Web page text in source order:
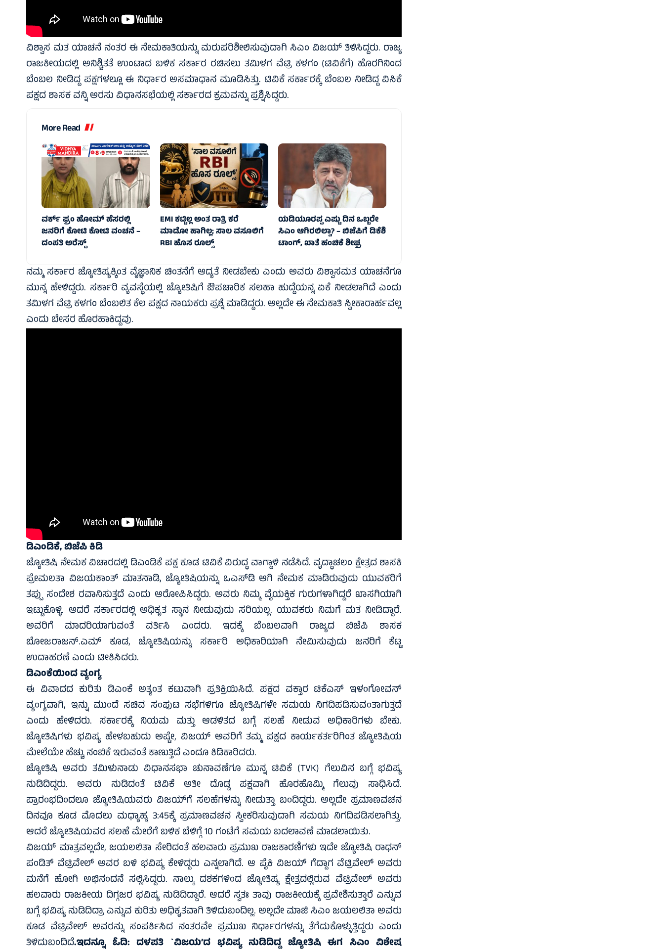
ವಿಶ್ವಾಸ ಮತ ಯಾಚನೆ ನಂತರ ಈ ನೇಮಕಾತಿಯನ್ನು ಮರುಪರಿಶೀಲಿಸುವುದಾಗಿ ಸಿಎಂ ವಿಜಯ್ ತಿಳಿಸಿದ್ದರು. ರಾಜ್ಯ
ರಾಜಕೀಯದಲ್ಲಿ ಅನಿಶ್ಚಿತತೆ ಉಂಟಾದ ಬಳಿಕ ಸರ್ಕಾರ ರಚಿಸಲು ತಮಿಳಗ ವೆಟ್ರಿ ಕಳಗಂ (ಟಿವಿಕೆಗೆ) ಹೊರಗಿನಿಂದ
ಬೆಂಬಲ ನೀಡಿದ್ದ ಪಕ್ಷಗಳಲ್ಲೂ ಈ ನಿರ್ಧಾರ ಅಸಮಾಧಾನ ಮೂಡಿಸಿತ್ತು. ಟಿವಿಕೆ ಸರ್ಕಾರಕ್ಕೆ ಬೆಂಬಲ ನೀಡಿದ್ದ ವಿಸಿಕೆ
ಪಕ್ಷದ ಶಾಸಕ ವನ್ನಿ ಅರಸು ವಿಧಾನಸಭೆಯಲ್ಲಿ ಸರ್ಕಾರದ ಕ್ರಮವನ್ನು ಪ್ರಶ್ನಿಸಿದ್ದರು.
More Read
ವರ್ಕ್ ಫ್ರಂ ಹೋಮ್ ಹೆಸರಲ್ಲಿ
ಜನರಿಗೆ ಕೋಟಿ ಕೋಟಿ ವಂಚನೆ –
ದಂಪತಿ ಅರೆಸ್ಟ್
EMI ಕಟ್ಟಿಲ್ಲ ಅಂತ ರಾತ್ರಿ ಕರೆ
ಮಾಡೋ ಹಾಗಿಲ್ಲ; ಸಾಲ ವಸೂಲಿಗೆ
RBI ಹೊಸ ರೂಲ್ಸ್
ಯಡಿಯೂರಪ್ಪ ಎಷ್ಟು ದಿನ ಒಬ್ಬರೇ
ಸಿಎಂ ಆಗಿರಲಿಲ್ವಾ? – ಬಿಜೆಪಿಗೆ ಡಿಕೆಶಿ
ಟಾಂಗ್, ಖಾತೆ ಹಂಚಿಕೆ ಶೀಘ್ರ
ನಮ್ಮ ಸರ್ಕಾರ ಜ್ಯೋತಿಷ್ಯಕ್ಕಿಂತ ವೈಜ್ಞಾನಿಕ ಚಿಂತನೆಗೆ ಆದ್ಯತೆ ನೀಡಬೇಕು ಎಂದು ಅವರು ವಿಶ್ವಾಸಮತ ಯಾಚನೆಗೂ
ಮುನ್ನ ಹೇಳಿದ್ದರು. ಸರ್ಕಾರಿ ವ್ಯವಸ್ಥೆಯಲ್ಲಿ ಜ್ಯೋತಿಷಿಗೆ ಔಪಚಾರಿಕ ಸಲಹಾ ಹುದ್ದೆಯನ್ನ ಏಕೆ ನೀಡಲಾಗಿದೆ ಎಂದು
ತಮಿಳಗ ವೆಟ್ರಿ ಕಳಗಂ ಬೆಂಬಲಿತ ಕೆಲ ಪಕ್ಷದ ನಾಯಕರು ಪ್ರಶ್ನೆ ಮಾಡಿದ್ದರು. ಅಲ್ಲದೇ ಈ ನೇಮಕಾತಿ ಸ್ವೀಕಾರಾರ್ಹವಲ್ಲ
ಎಂದು ಬೇಸರ ಹೊರಹಾಕಿದ್ದವು.
ಡಿಎಂಡಿಕೆ, ಬಿಜೆಪಿ ಕಿಡಿ
ಜ್ಯೋತಿಷಿ ನೇಮಕ ವಿಚಾರದಲ್ಲಿ ಡಿಎಂಡಿಕೆ ಪಕ್ಷ ಕೂಡ ಟಿವಿಕೆ ವಿರುದ್ಧ ವಾಗ್ದಾಳಿ ನಡೆಸಿದೆ. ವೃದ್ಧಾಚಲಂ ಕ್ಷೇತ್ರದ ಶಾಸಕಿ
ಪ್ರೇಮಲತಾ ವಿಜಯಕಾಂತ್ ಮಾತನಾಡಿ, ಜ್ಯೋತಿಷಿಯನ್ನು ಒಎಸ್‌ಡಿ ಆಗಿ ನೇಮಕ ಮಾಡಿರುವುದು ಯುವಕರಿಗೆ
ತಪ್ಪು ಸಂದೇಶ ರವಾನಿಸುತ್ತದೆ ಎಂದು ಆರೋಪಿಸಿದ್ದರು. ಅವರು ನಿಮ್ಮ ವೈಯಕ್ತಿಕ ಗುರುಗಳಾಗಿದ್ದರೆ ಖಾಸಗಿಯಾಗಿ
ಇಟ್ಟುಕೊಳ್ಳಿ. ಆದರೆ ಸರ್ಕಾರದಲ್ಲಿ ಅಧಿಕೃತ ಸ್ಥಾನ ನೀಡುವುದು ಸರಿಯಲ್ಲ. ಯುವಕರು ನಿಮಗೆ ಮತ ನೀಡಿದ್ದಾರೆ.
ಅವರಿಗೆ ಮಾದರಿಯಾಗುವಂತೆ ವರ್ತಿಸಿ ಎಂದರು. ಇದಕ್ಕೆ ಬೆಂಬಲವಾಗಿ ರಾಜ್ಯದ ಬಿಜೆಪಿ ಶಾಸಕ
ಬೋಜರಾಜನ್.ಎಮ್ ಕೂಡ, ಜ್ಯೋತಿಷಿಯನ್ನು ಸರ್ಕಾರಿ ಅಧಿಕಾರಿಯಾಗಿ ನೇಮಿಸುವುದು ಜನರಿಗೆ ಕೆಟ್ಟ
ಉದಾಹರಣೆ ಎಂದು ಟೀಕಿಸಿದರು.
ಡಿಎಂಕೆಯಿಂದ ವ್ಯಂಗ್ಯ
ಈ ವಿವಾದದ ಕುರಿತು ಡಿಎಂಕೆ ಅತ್ಯಂತ ಕಟುವಾಗಿ ಪ್ರತಿಕ್ರಿಯಿಸಿದೆ. ಪಕ್ಷದ ವಕ್ತಾರ ಟಿಕೆಎಸ್ ಇಳಂಗೋವನ್
ವ್ಯಂಗ್ಯವಾಗಿ, ಇನ್ನು ಮುಂದೆ ಸಚಿವ ಸಂಪುಟ ಸಭೆಗಳಿಗೂ ಜ್ಯೋತಿಷಿಗಳೇ ಸಮಯ ನಿಗದಿಪಡಿಸುವಂತಾಗುತ್ತದೆ
ಎಂದು ಹೇಳಿದರು. ಸರ್ಕಾರಕ್ಕೆ ನಿಯಮ ಮತ್ತು ಆಡಳಿತದ ಬಗ್ಗೆ ಸಲಹೆ ನೀಡುವ ಅಧಿಕಾರಿಗಳು ಬೇಕು.
ಜ್ಯೋತಿಷಿಗಳು ಭವಿಷ್ಯ ಹೇಳಬಹುದು ಅಷ್ಟೇ, ವಿಜಯ್ ಅವರಿಗೆ ತಮ್ಮ ಪಕ್ಷದ ಕಾರ್ಯಕರ್ತರಿಗಿಂತ ಜ್ಯೋತಿಷಿಯ
ಮೇಲೆಯೇ ಹೆಚ್ಚು ನಂಬಿಕೆ ಇರುವಂತೆ ಕಾಣುತ್ತಿದೆ ಎಂದೂ ಕಿಡಿಕಾರಿದರು.
ಜ್ಯೋತಿಷಿ ಅವರು ತಮಿಳುನಾಡು ವಿಧಾನಸಭಾ ಚುನಾವಣೆಗೂ ಮುನ್ನ ಟಿವಿಕೆ (TVK) ಗೆಲುವಿನ ಬಗ್ಗೆ ಭವಿಷ್ಯ
ನುಡಿದಿದ್ದರು. ಅವರು ನುಡಿದಂತೆ ಟಿವಿಕೆ ಅತೀ ದೊಡ್ಡ ಪಕ್ಷವಾಗಿ ಹೊರಹೊಮ್ಮಿ ಗೆಲುವು ಸಾಧಿಸಿದೆ.
ಪ್ರಾರಂಭದಿಂದಲೂ ಜ್ಯೋತಿಷಿಯವರು ವಿಜಯ್‌ಗೆ ಸಲಹೆಗಳನ್ನು ನೀಡುತ್ತಾ ಬಂದಿದ್ದರು. ಅಲ್ಲದೇ ಪ್ರಮಾಣವಚನ
ದಿನವೂ ಕೂಡ ಮೊದಲು ಮಧ್ಯಾಹ್ನ 3:45ಕ್ಕೆ ಪ್ರಮಾಣವಚನ ಸ್ವೀಕರಿಸುವುದಾಗಿ ಸಮಯ ನಿಗದಿಪಡಿಸಲಾಗಿತ್ತು.
ಆದರೆ ಜ್ಯೋತಿಷಿಯವರ ಸಲಹೆ ಮೇರೆಗೆ ಬಳಿಕ ಬೆಳಿಗ್ಗೆ 10 ಗಂಟೆಗೆ ಸಮಯ ಬದಲಾವಣೆ ಮಾಡಲಾಯಿತು.
ವಿಜಯ್ ಮಾತ್ರವಲ್ಲದೇ, ಜಯಲಲಿತಾ ಸೇರಿದಂತೆ ಹಲವಾರು ಪ್ರಮುಖ ರಾಜಕಾರಣಿಗಳು ಇದೇ ಜ್ಯೋತಿಷಿ ರಾಧನ್
ಪಂಡಿತ್ ವೆಟ್ರಿವೇಲ್ ಅವರ ಬಳಿ ಭವಿಷ್ಯ ಕೇಳಿದ್ದರು ಎನ್ನಲಾಗಿದೆ. ಆ ಪೈಕಿ ವಿಜಯ್ ಗೆದ್ದಾಗ ವೆಟ್ರಿವೇಲ್ ಅವರು
ಮನೆಗೆ ಹೋಗಿ ಅಭಿನಂದನೆ ಸಲ್ಲಿಸಿದ್ದರು. ನಾಲ್ಕು ದಶಕಗಳಿಂದ ಜ್ಯೋತಿಷ್ಯ ಕ್ಷೇತ್ರದಲ್ಲಿರುವ ವೆಟ್ರಿವೇಲ್ ಅವರು
ಹಲವಾರು ರಾಜಕೀಯ ದಿಗ್ಗಜರ ಭವಿಷ್ಯ ನುಡಿದಿದ್ದಾರೆ. ಆದರೆ ಸ್ವತಃ ತಾವು ರಾಜಕೀಯಕ್ಕೆ ಪ್ರವೇಶಿಸುತ್ತಾರೆ ಎನ್ನುವ
ಬಗ್ಗೆ ಭವಿಷ್ಯ ನುಡಿದಿದ್ರಾ ಎನ್ನುವ ಕುರಿತು ಅಧಿಕೃತವಾಗಿ ತಿಳಿದುಬಂದಿಲ್ಲ. ಅಲ್ಲದೇ ಮಾಜಿ ಸಿಎಂ ಜಯಲಲಿತಾ ಅವರು
ಕೂಡ ವೆಟ್ರಿವೇಲ್ ಅವರನ್ನು ಸಂಪರ್ಕಿಸಿದ ನಂತರವೇ ಪ್ರಮುಖ ನಿರ್ಧಾರಗಳನ್ನು ತೆಗೆದುಕೊಳ್ಳುತ್ತಿದ್ದರು ಎಂದು
ತಿಳಿದುಬಂದಿದೆ.ಇದನ್ನೂ ಓದಿ:ದಳಪತಿ `ವಿಜಯ’ದ ಭವಿಷ್ಯ ನುಡಿದಿದ್ದ ಜ್ಯೋತಿಷಿ ಈಗ ಸಿಎಂ ವಿಶೇಷ